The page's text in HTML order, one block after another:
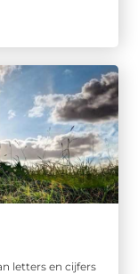
letters en cijfers